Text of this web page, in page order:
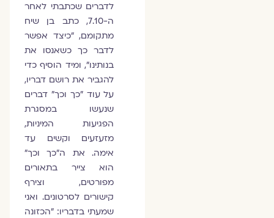
לדברים שכתבתי לאחר
ה-7.10, כתב בן שיח
מתקומם, "כיצד אפשר
לדבר כך כשאנסו את
בנותינו", ומיד הוסיף כדי
להגביר את רושם דבריו,
על עוד "כך וכך" דברים
שנעשו במסגרת
הפגיעות המיניות,
מזעזעים וקשים עד
אימה. את ה"כך וכך"
הוא צייר בתאורים
מפורטים, וצירף
קישורים לסרטונים. ואני
שמעתי בדבריו: "הכזונה